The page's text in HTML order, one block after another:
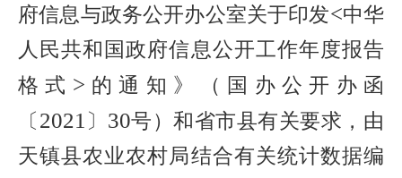
府信息与政务公开办公室关于印发<中华
人民共和国政府信息公开工作年度报告
格式 > 的通知》（国办公开办函
〔2021 〕 30号）和省市县有关要求，由
天镇县农业农村局结合有关统计数据编